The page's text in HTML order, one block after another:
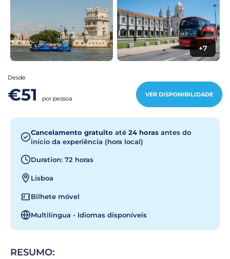
+7
Desde
€51 por pessoa
VER DISPONIBILIDADE
Cancelamento gratuito até 24 horas antes do
início da experiência (hora local)
Duration: 72 horas
Lisboa
Bilhete móvel
Multilíngua - Idiomas disponíveis
RESUMO: